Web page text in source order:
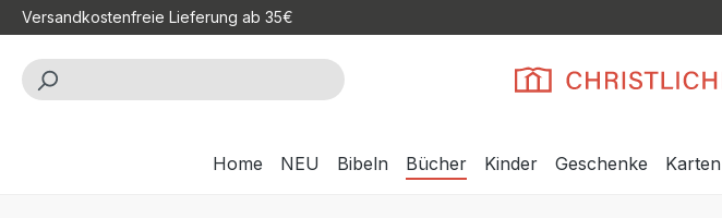
Hauptinhalt springen
Zur Suche springen
Zur Hauptnavigation springen
Versandkostenfreie Lieferung ab 35€
Home NEU Bibeln Bücher Kinder Geschenke Karten